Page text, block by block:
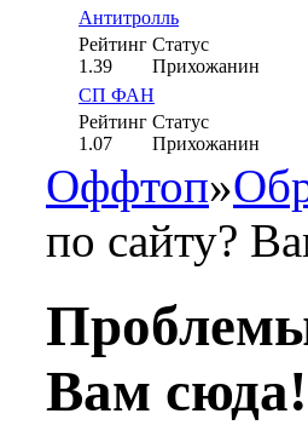
Антитролль
Рейтинг
1.39
Статус
Прихожанин
СП ФАН
Рейтинг
1.07
Статус
Прихожанин
Оффтоп»
по сайту?
Вам сюда!